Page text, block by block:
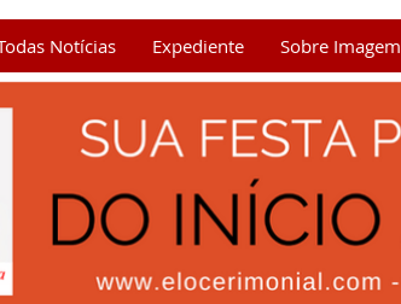
Notícias Expediente Sobre Imagem